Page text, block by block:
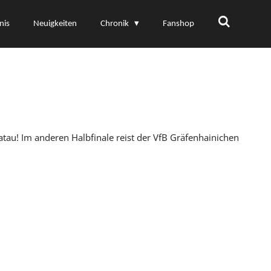
Neuigkeiten Chronik Fanshop
Im anderen Halbfinale reist der VfB Gräfenhainichen